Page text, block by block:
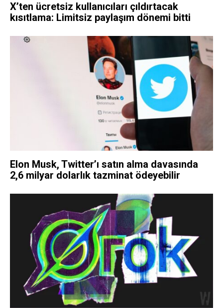
X’ten ücretsiz kullanıcıları çıldırtacak
kısıtlama: Limitsiz paylaşım dönemi bitti
Elon Musk, Twitter’ı satın alma davasında
2,6 milyar dolarlık tazminat ödeyebilir